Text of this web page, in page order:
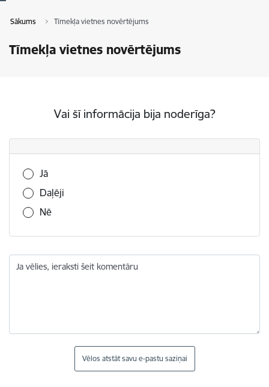
Sākums Tīmekļa vietnes novērtējums
Tīmekļa vietnes novērtējums
Vai šī informācija bija noderīga?
Vai šī informācija bija noderīga?
Jā
Daļēji
Nē
Ja vēlies, ieraksti šeit komentāru
Vēlos atstāt savu e-pastu saziņai